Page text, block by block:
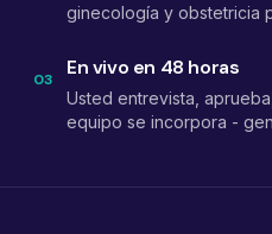
ginecología y obstetricia
03 En vivo en 48 horas
Usted entrevista,
equipo se incorpora -